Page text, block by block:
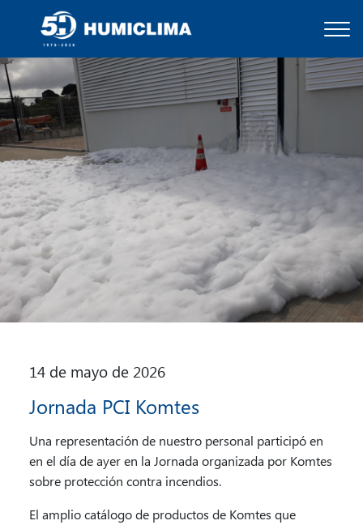
14 de mayo de 2026
Jornada PCI Komtes
Una representación de nuestro personal participó en
en el día de ayer en la Jornada organizada por Komtes
sobre protección contra incendios.
El amplio catálogo de productos de Komtes que